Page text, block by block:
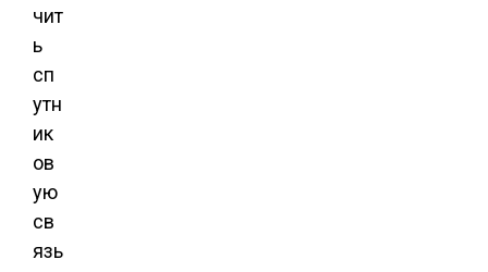
чит
ь
сп
утн
ик
ов
ую
св
язь